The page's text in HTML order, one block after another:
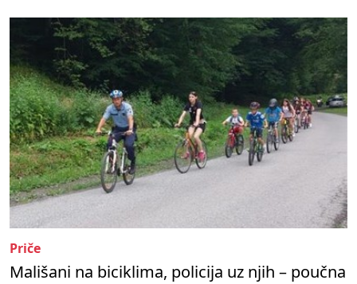
Priče
Mališani na biciklima, policija uz njih – poučna